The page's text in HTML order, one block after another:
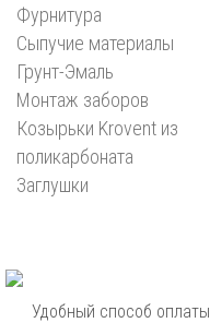
Фурнитура
Сыпучие материалы
Грунт-Эмаль
Монтаж заборов
Козырьки Krovent из
поликарбоната
Заглушки
Удобный способ оплаты